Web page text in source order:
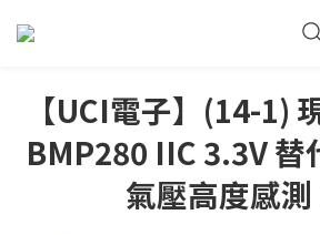
【UCI電子】(14-1)
BMP280 IIC 3.3V 替
氣壓高度感